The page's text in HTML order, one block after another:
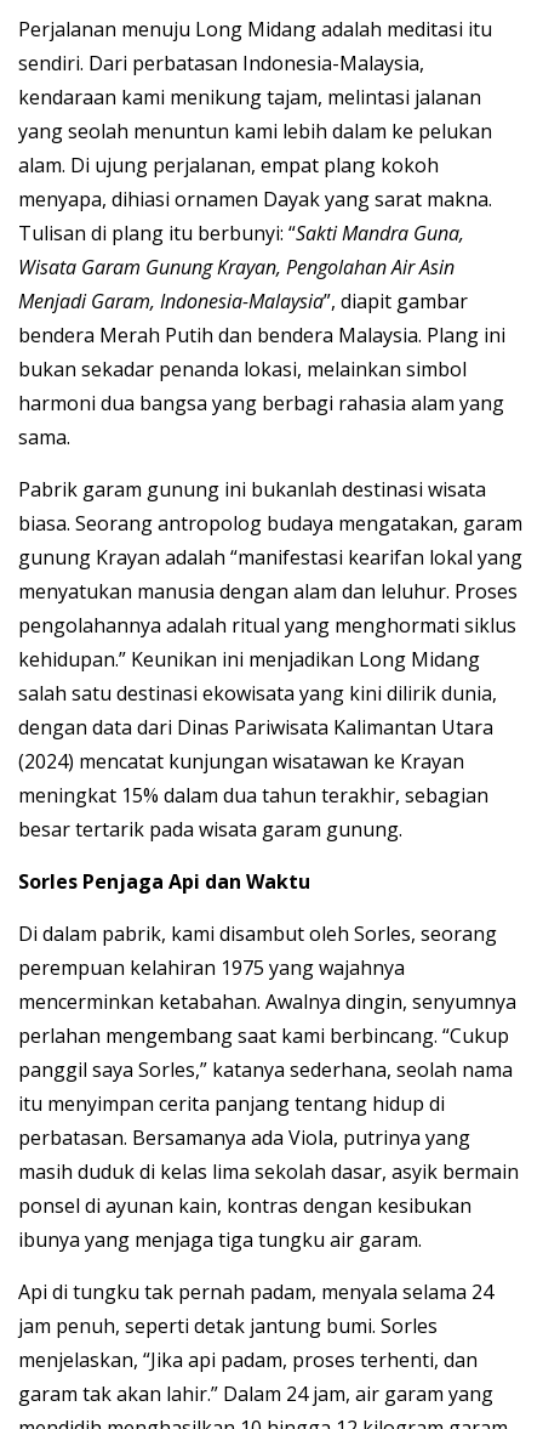
Perjalanan menuju Long Midang adalah meditasi itu
sendiri. Dari perbatasan Indonesia-Malaysia,
kendaraan kami menikung tajam, melintasi jalanan
yang seolah menuntun kami lebih dalam ke pelukan
alam. Di ujung perjalanan, empat plang kokoh
menyapa, dihiasi ornamen Dayak yang sarat makna.
Tulisan di plang itu berbunyi: “Sakti Mandra Guna,
Wisata Garam Gunung Krayan, Pengolahan Air Asin
Menjadi Garam, Indonesia-Malaysia”, diapit gambar
bendera Merah Putih dan bendera Malaysia. Plang ini
bukan sekadar penanda lokasi, melainkan simbol
harmoni dua bangsa yang berbagi rahasia alam yang
sama.
Pabrik garam gunung ini bukanlah destinasi wisata
biasa. Seorang antropolog budaya mengatakan, garam
gunung Krayan adalah “manifestasi kearifan lokal yang
menyatukan manusia dengan alam dan leluhur. Proses
pengolahannya adalah ritual yang menghormati siklus
kehidupan.” Keunikan ini menjadikan Long Midang
salah satu destinasi ekowisata yang kini dilirik dunia,
dengan data dari Dinas Pariwisata Kalimantan Utara
(2024) mencatat kunjungan wisatawan ke Krayan
meningkat 15% dalam dua tahun terakhir, sebagian
besar tertarik pada wisata garam gunung.
Sorles Penjaga Api dan Waktu
Di dalam pabrik, kami disambut oleh Sorles, seorang
perempuan kelahiran 1975 yang wajahnya
mencerminkan ketabahan. Awalnya dingin, senyumnya
perlahan mengembang saat kami berbincang. “Cukup
panggil saya Sorles,” katanya sederhana, seolah nama
itu menyimpan cerita panjang tentang hidup di
perbatasan. Bersamanya ada Viola, putrinya yang
masih duduk di kelas lima sekolah dasar, asyik bermain
ponsel di ayunan kain, kontras dengan kesibukan
ibunya yang menjaga tiga tungku air garam.
Api di tungku tak pernah padam, menyala selama 24
jam penuh, seperti detak jantung bumi. Sorles
menjelaskan, “Jika api padam, proses terhenti, dan
garam tak akan lahir.” Dalam 24 jam, air garam yang